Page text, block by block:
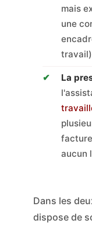
mais
une
La
aucun
Dans les
dispose de